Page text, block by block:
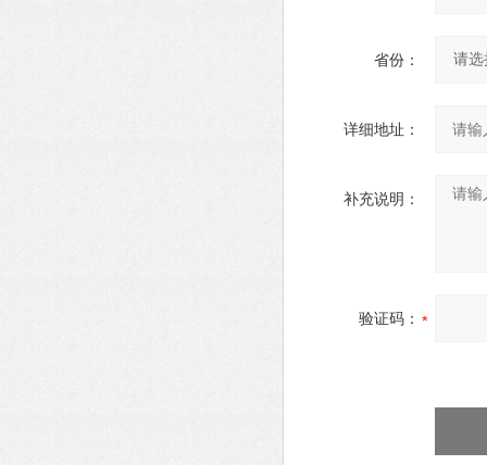
省份：
详细地址：
补充说明：
验证码：